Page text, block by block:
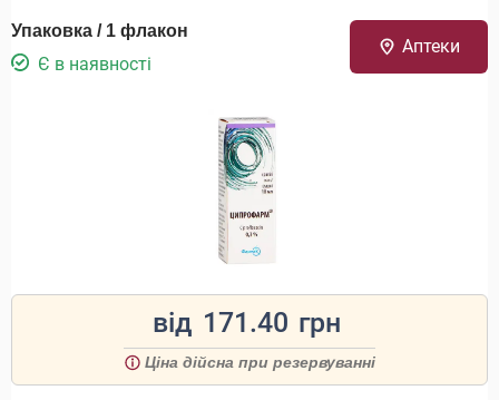
Упаковка / 1 флакон
Є в наявності
Аптеки
від 171.40 грн
Ціна дійсна при резервуванні